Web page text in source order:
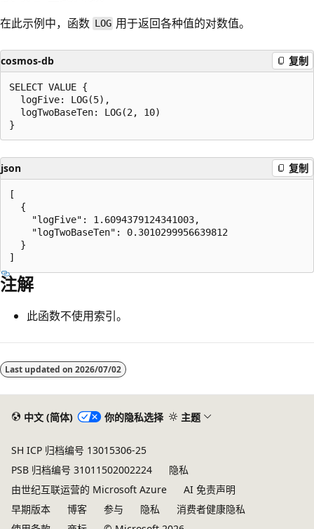
在此示例中，函数 LOG 用于返回各种值的对数值。
cosmos-db 复制
SELECT VALUE {
  logFive: LOG(5),
  logTwoBaseTen: LOG(2, 10)
json 复制
[
  {
    "logFive": 1.6094379124341003,
    "logTwoBaseTen": 0.3010299956639812
  }
注解
此函数不使用索引。
阅
读Last updated on 2026/07/02
中文 (简体) 你的隐私选择 主题
SH ICP 归档编号 13015306-25
PSB 归档编号 31011502002224
隐私
由世纪互联运营的 Microsoft Azure
AI 免责声明
早期版本
博客 参与 隐私
消费者健康隐私